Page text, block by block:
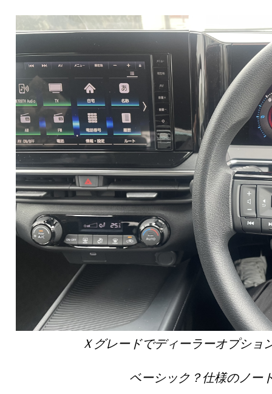
Ｘグレードでディーラーオプショ
ベーシック？仕様のノー